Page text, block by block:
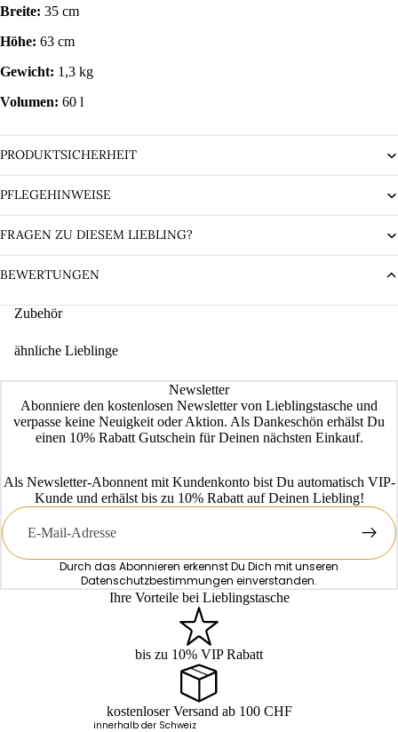
Breite: 35 cm
Höhe: 63 cm
Gewicht: 1,3 kg
Volumen: 60 l
PRODUKTSICHERHEIT
PFLEGEHINWEISE
FRAGEN ZU DIESEM LIEBLING?
BEWERTUNGEN
Zubehör
ähnliche Lieblinge
Newsletter
Abonniere den kostenlosen Newsletter von Lieblingstasche und
verpasse keine Neuigkeit oder Aktion. Als Dankeschön erhälst Du
einen 10% Rabatt Gutschein für Deinen nächsten Einkauf.
Als Newsletter-Abonnent mit Kundenkonto bist Du automatisch VIP-
Kunde und erhälst bis zu 10% Rabatt auf Deinen Liebling!
E-
Mail
Durch das Abonnieren erkennst Du Dich mit unseren
Datenschutzbestimmungen einverstanden.
Ihre Vorteile bei Lieblingstasche
bis zu 10% VIP Rabatt
kostenloser Versand ab 100 CHF
innerhalb der Schweiz